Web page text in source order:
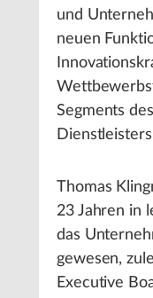
und
neuen
Segments
Thomas
23 Jahren in
das
gewesen,
Executive